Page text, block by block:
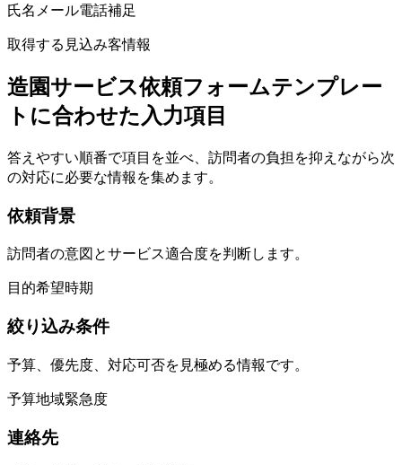
氏名 メール電話補足
取得する見込み客情報
造園サービス依頼フォームテンプレー
トに合わせた入力項目
答えやすい順番で項目を並べ、訪問者の負担を抑えながら次
の対応に必要な情報を集めます。
依頼背景
訪問者の意図とサービス適合度を判断します。
目的希望時期
絞り込み条件
予算、優先度、対応可否を見極める情報です。
予算地域緊急度
連絡先